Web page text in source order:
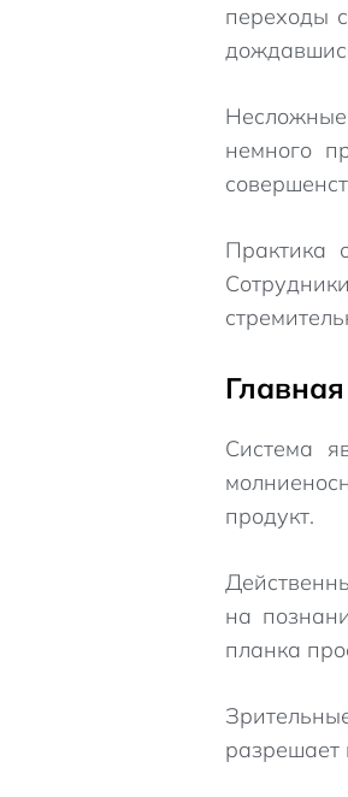
переходы
немного
Практика
Система
продукт.
на
планка
разрешает